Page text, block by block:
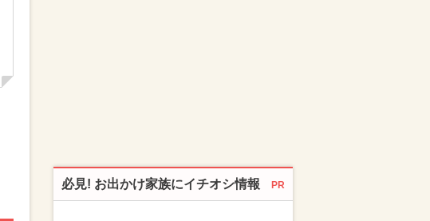
必見! お出かけ家族にイチオシ情報 PR